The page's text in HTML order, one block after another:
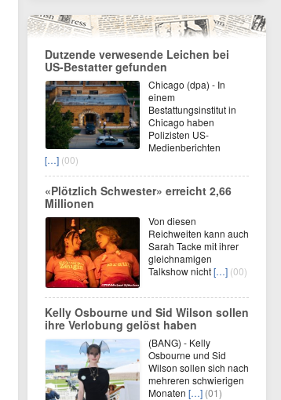
Dutzende verwesende Leichen bei
US-Bestatter gefunden
Chicago (dpa) - In
einem
Bestattungsinstitut in
Chicago haben
Polizisten US-
Medienberichten
[…] (00)
«Plötzlich Schwester» erreicht 2,66
Millionen
Von diesen
Reichweiten kann auch
Sarah Tacke mit ihrer
gleichnamigen
Talkshow nicht[…] (00)
Kelly Osbourne und Sid Wilson sollen
ihre Verlobung gelöst haben
(BANG) - Kelly
Osbourne und Sid
Wilson sollen sich nach
mehreren schwierigen
Monaten […] (01)